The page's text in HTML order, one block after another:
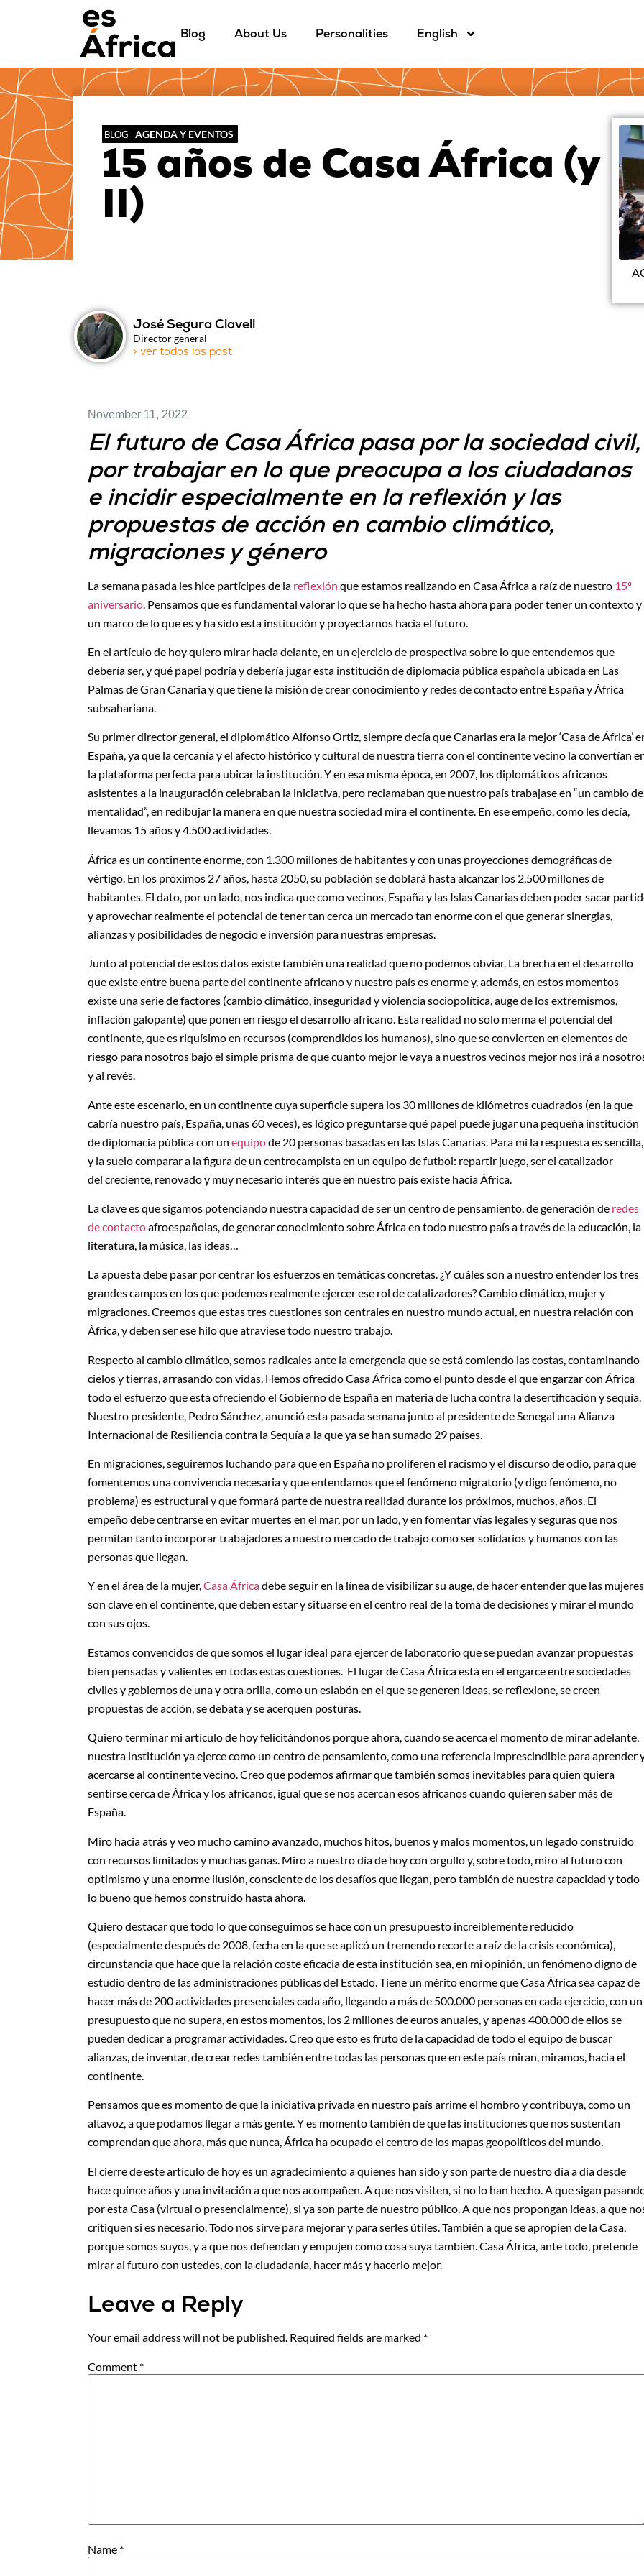
Blog About Us Personalities English
BLOG AGENDA Y EVENTOS
15 años de Casa África (y
II)
José Segura Clavell
Director general
> ver todos los post
November 11, 2022
El futuro de Casa África pasa por la sociedad civil,
por trabajar en lo que preocupa a los ciudadanos
e incidir especialmente en la reflexión y las
propuestas de acción en cambio climático,
migraciones y género
La semana pasada les hice partícipes de la reflexión que estamos realizando en Casa África a raíz de nuestro 15º
aniversario . Pensamos que es fundamental valorar lo que se ha hecho hasta ahora para poder tener un contexto y
un marco de lo que es y ha sido esta institución y proyectarnos hacia el futuro.
En el artículo de hoy quiero mirar hacia delante, en un ejercicio de prospectiva sobre lo que entendemos que
debería ser, y qué papel podría y debería jugar esta institución de diplomacia pública española ubicada en Las
Palmas de Gran Canaria y que tiene la misión de crear conocimiento y redes de contacto entre España y África
subsahariana.
Su primer director general, el diplomático Alfonso Ortiz, siempre decía que Canarias era la mejor ‘Casa de África’
España, ya que la cercanía y el afecto histórico y cultural de nuestra tierra con el continente vecino la convertían
la plataforma perfecta para ubicar la institución. Y en esa misma época, en 2007, los diplomáticos africanos
asistentes a la inauguración celebraban la iniciativa, pero reclamaban que nuestro país trabajase en “un cambio de
mentalidad”, en redibujar la manera en que nuestra sociedad mira el continente. En ese empeño, como les decía,
llevamos 15 años y 4.500 actividades.
África es un continente enorme, con 1.300 millones de habitantes y con unas proyecciones demográficas de
vértigo. En los próximos 27 años, hasta 2050, su población se doblará hasta alcanzar los 2.500 millones de
habitantes. El dato, por un lado, nos indica que como vecinos, España y las Islas Canarias deben poder sacar
y aprovechar realmente el potencial de tener tan cerca un mercado tan enorme con el que generar sinergias,
alianzas y posibilidades de negocio e inversión para nuestras empresas.
Junto al potencial de estos datos existe también una realidad que no podemos obviar. La brecha en el desarrollo
que existe entre buena parte del continente africano y nuestro país es enorme y, además, en estos momentos
existe una serie de factores (cambio climático, inseguridad y violencia sociopolítica, auge de los extremismos,
inflación galopante) que ponen en riesgo el desarrollo africano. Esta realidad no solo merma el potencial del
continente, que es riquísimo en recursos (comprendidos los humanos), sino que se convierten en elementos de
riesgo para nosotros bajo el simple prisma de que cuanto mejor le vaya a nuestros vecinos mejor nos irá a
y al revés.
Ante este escenario, en un continente cuya superficie supera los 30 millones de kilómetros cuadrados (en la que
cabría nuestro país, España, unas 60 veces), es lógico preguntarse qué papel puede jugar una pequeña institución
de diplomacia pública con un equipode 20 personas basadas en las Islas Canarias. Para mí la respuesta es sencilla,
y la suelo comparar a la figura de un centrocampista en un equipo de futbol: repartir juego, ser el catalizador
del creciente, renovado y muy necesario interés que en nuestro país existe hacia África.
La clave es que sigamos potenciando nuestra capacidad de ser un centro de pensamiento, de generación de redes
de contactoafroespañolas, de generar conocimiento sobre África en todo nuestro país a través de la educación, la
literatura, la música, las ideas…
La apuesta debe pasar por centrar los esfuerzos en temáticas concretas. ¿Y cuáles son a nuestro entender los tres
grandes campos en los que podemos realmente ejercer ese rol de catalizadores? Cambio climático, mujer y
migraciones. Creemos que estas tres cuestiones son centrales en nuestro mundo actual, en nuestra relación con
África, y deben ser ese hilo que atraviese todo nuestro trabajo.
Respecto al cambio climático, somos radicales ante la emergencia que se está comiendo las costas, contaminando
cielos y tierras, arrasando con vidas. Hemos ofrecido Casa África como el punto desde el que engarzar con África
todo el esfuerzo que está ofreciendo el Gobierno de España en materia de lucha contra la desertificación y sequía.
Nuestro presidente, Pedro Sánchez, anunció esta pasada semana junto al presidente de Senegal una Alianza
Internacional de Resiliencia contra la Sequía a la que ya se han sumado 29 países.
En migraciones, seguiremos luchando para que en España no proliferen el racismo y el discurso de odio, para que
fomentemos una convivencia necesaria y que entendamos que el fenómeno migratorio (y digo fenómeno, no
problema) es estructural y que formará parte de nuestra realidad durante los próximos, muchos, años. El
empeño debe centrarse en evitar muertes en el mar, por un lado, y en fomentar vías legales y seguras que nos
permitan tanto incorporar trabajadores a nuestro mercado de trabajo como ser solidarios y humanos con las
personas que llegan.
Y en el área de la mujer,Casa Áfricadebe seguir en la línea de visibilizar su auge, de hacer entender que las mujeres
son clave en el continente, que deben estar y situarse en el centro real de la toma de decisiones y mirar el mundo
con sus ojos.
Estamos convencidos de que somos el lugar ideal para ejercer de laboratorio que se puedan avanzar propuestas
bien pensadas y valientes en todas estas cuestiones. El lugar de Casa África está en el engarce entre sociedades
civiles y gobiernos de una y otra orilla, como un eslabón en el que se generen ideas, se reflexione, se creen
propuestas de acción, se debata y se acerquen posturas.
Quiero terminar mi artículo de hoy felicitándonos porque ahora, cuando se acerca el momento de mirar adelante,
nuestra institución ya ejerce como un centro de pensamiento, como una referencia imprescindible para aprender
acercarse al continente vecino. Creo que podemos afirmar que también somos inevitables para quien quiera
sentirse cerca de África y los africanos, igual que se nos acercan esos africanos cuando quieren saber más de
España.
Miro hacia atrás y veo mucho camino avanzado, muchos hitos, buenos y malos momentos, un legado construido
con recursos limitados y muchas ganas. Miro a nuestro día de hoy con orgullo y, sobre todo, miro al futuro con
optimismo y una enorme ilusión, consciente de los desafíos que llegan, pero también de nuestra capacidad y todo
lo bueno que hemos construido hasta ahora.
Quiero destacar que todo lo que conseguimos se hace con un presupuesto increíblemente reducido
(especialmente después de 2008, fecha en la que se aplicó un tremendo recorte a raíz de la crisis económica),
circunstancia que hace que la relación coste eficacia de esta institución sea, en mi opinión, un fenómeno digno de
estudio dentro de las administraciones públicas del Estado. Tiene un mérito enorme que Casa África sea capaz de
hacer más de 200 actividades presenciales cada año, llegando a más de 500.000 personas en cada ejercicio, con un
presupuesto que no supera, en estos momentos, los 2 millones de euros anuales, y apenas 400.000 de ellos se
pueden dedicar a programar actividades. Creo que esto es fruto de la capacidad de todo el equipo de buscar
alianzas, de inventar, de crear redes también entre todas las personas que en este país miran, miramos, hacia el
continente.
Pensamos que es momento de que la iniciativa privada en nuestro país arrime el hombro y contribuya, como un
altavoz, a que podamos llegar a más gente. Y es momento también de que las instituciones que nos sustentan
comprendan que ahora, más que nunca, África ha ocupado el centro de los mapas geopolíticos del mundo.
El cierre de este artículo de hoy es un agradecimiento a quienes han sido y son parte de nuestro día a día desde
hace quince años y una invitación a que nos acompañen. A que nos visiten, si no lo han hecho. A que sigan
por esta Casa (virtual o presencialmente), si ya son parte de nuestro público. A que nos propongan ideas, a que
critiquen si es necesario. Todo nos sirve para mejorar y para serles útiles. También a que se apropien de la Casa,
porque somos suyos, y a que nos defiendan y empujen como cosa suya también. Casa África, ante todo, pretende
mirar al futuro con ustedes, con la ciudadanía, hacer más y hacerlo mejor.
Leave a Reply
Your email address will not be published. Required fields are marked *
Comment *
Name *